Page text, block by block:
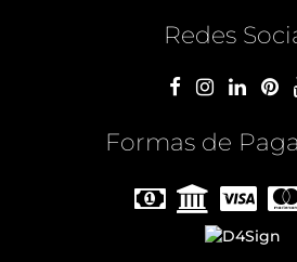
Redes
Formas de